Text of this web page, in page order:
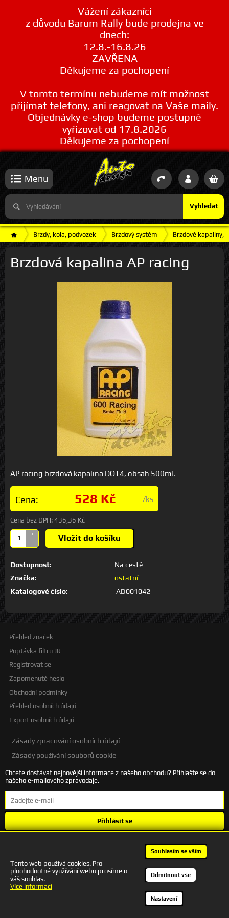
Vážení zákazníci
z důvodu Barum Rally bude prodejna ve
dnech:
12.8.-16.8.26
ZAVŘENA
Děkujeme za pochopení
V tomto termínu nebudeme mít možnost
přijímat telefony, ani reagovat na Vaše maily.
Objednávky e-shop budeme postupně
vyřizovat od 17.8.2026
Děkujeme za pochopení
Vyhledat
Menu
Brzdy, kola, podvozek Brzdový systém Brzdové kapaliny,
Brzdová kapalina AP racing
AP racing brzdová kapalina DOT4, obsah 500ml.
Cena: 528 Kč /ks
Cena bez DPH: 436,36 Kč
+
-
Vložit do košíku
Dostupnost:
Na cestě
Značka:
ostatní
Katalogové číslo:
AD001042
Přehled značek
Poptávka filtru JR
Registrovat se
Zapomenuté heslo
Obchodní podmínky
Přehled osobních údajů
Export osobních údajů
Zásady zpracování osobních údajů
Zásady používání souborů cookie
Chcete dostávat nejnovější informace z našeho obchodu? Přihlašte se do
našeho e-mailového zpravodaje.
Přihlásit se
+420 601 245 172 | autodesigncb@gmail.com
Tento web používá cookies. Pro
plnohodnotné využívání webu prosíme o
váš souhlas.
Více informací
Souhlasím se vším
Odmítnout vše
Nastavení